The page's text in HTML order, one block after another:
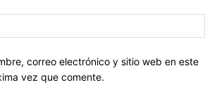
correo electrónico y sitio web en este
vez que comente.